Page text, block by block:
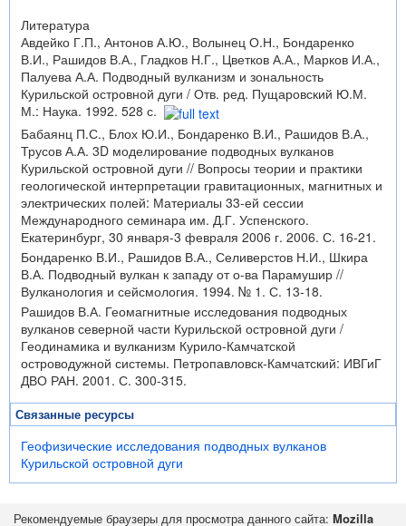
Литература
Авдейко Г.П., Антонов А.Ю., Волынец О.Н., Бондаренко
В.И., Рашидов В.А., Гладков Н.Г., Цветков А.А., Марков И.А.,
Палуева А.А. Подводный вулканизм и зональность
Курильской островной дуги / Отв. ред. Пущаровский Ю.М.
М.: Наука. 1992. 528 с.
Бабаянц П.С., Блох Ю.И., Бондаренко В.И., Рашидов В.А.,
Трусов А.А. 3D моделирование подводных вулканов
Курильской островной дуги // Вопросы теории и практики
геологической интерпретации гравитационных, магнитных и
электрических полей: Материалы 33-ей сессии
Международного семинара им. Д.Г. Успенского.
Екатеринбург, 30 января-3 февраля 2006 г. 2006. С. 16-21.
Бондаренко В.И., Рашидов В.А., Селиверстов Н.И., Шкира
В.А. Подводный вулкан к западу от о-ва Парамушир //
Вулканология и сейсмология. 1994. № 1. С. 13-18.
Рашидов В.А. Геомагнитные исследования подводных
вулканов северной части Курильской островной дуги /
Геодинамика и вулканизм Курило-Камчатской
островодужной системы. Петропавловск-Камчатский: ИВГиГ
ДВО РАН. 2001. С. 300-315.
Связанные ресурсы
Геофизические исследования подводных вулканов
Курильской островной дуги
Рекомендуемые браузеры для просмотра данного сайта: Mozilla